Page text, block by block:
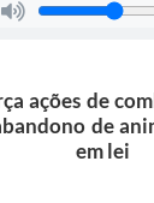
ações de
de
em lei